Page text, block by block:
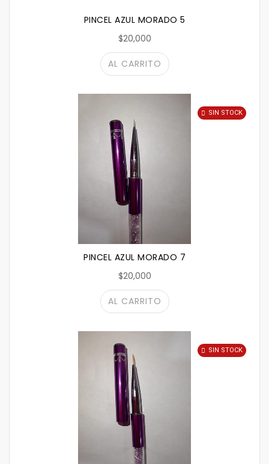
PINCEL AZUL MORADO 5
$20,000
AL CARRITO
PINCEL AZUL MORADO 7
$20,000
AL CARRITO
SIN STOCK
SIN STOCK